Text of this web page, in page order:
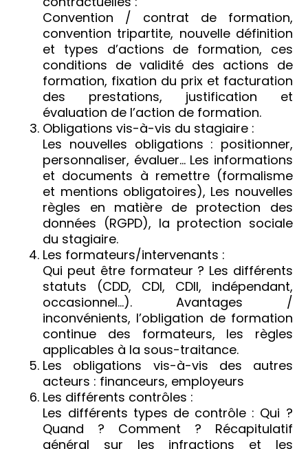
Convention / contrat de formation,
convention tripartite, nouvelle définition
et types d’actions de formation, ces
conditions de validité des actions de
formation, fixation du prix et facturation
des prestations, justification et
évaluation de l’action de formation.
Obligations vis-à-vis du stagiaire :
Les nouvelles obligations : positionner,
personnaliser, évaluer… Les informations
et documents à remettre (formalisme
et mentions obligatoires), Les nouvelles
règles en matière de protection des
données (RGPD), la protection sociale
du stagiaire.
Les formateurs/intervenants :
Qui peut être formateur ? Les différents
statuts (CDD, CDI, CDII, indépendant,
occasionnel…). Avantages /
inconvénients, l’obligation de formation
continue des formateurs, les règles
applicables à la sous-traitance.
Les obligations vis-à-vis des autres
acteurs : financeurs, employeurs
Les différents contrôles :
Les différents types de contrôle : Qui ?
Quand ? Comment ? Récapitulatif
général sur les infractions et les